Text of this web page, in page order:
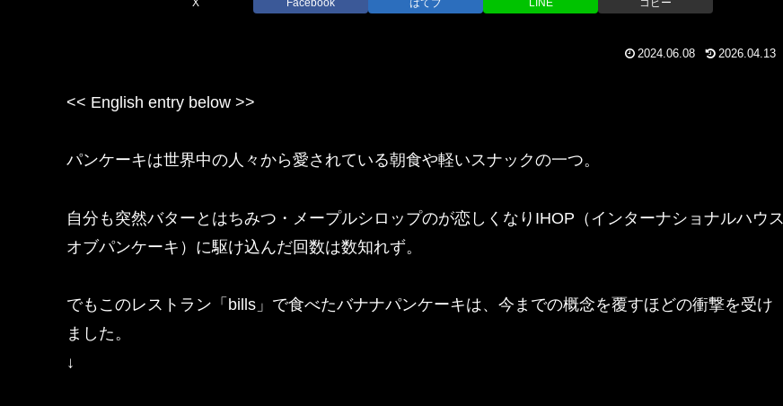
X Facebook はてブ LINE コピー
2024.06.08 2026.04.13
<< English entry below >>
パンケーキは世界中の人々から愛されている朝食や軽いスナックの一つ。
自分も突然バターとはちみつ・メープルシロップのが恋しくなりIHOP（インターナショナルハウス
オブパンケーキ）に駆け込んだ回数は数知れず。
でもこのレストラン「bills」で食べたバナナパンケーキは、今までの概念を覆すほどの衝撃を受け
ました。
↓